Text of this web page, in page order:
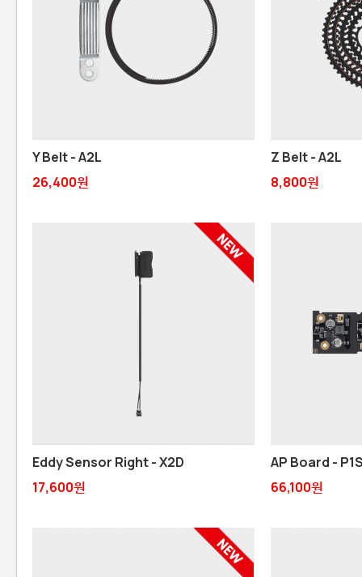
Y Belt - A2L
26,400원
Z Belt - A2L
8,800원
Eddy Sensor Right - X2D
17,600원
AP Board -
66,100원